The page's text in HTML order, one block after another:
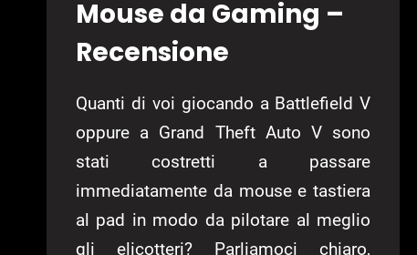
Mouse da Gaming –
Recensione
Quanti di voi giocando a Battlefield V
oppure a Grand Theft Auto V sono
stati costretti a passare
immediatamente da mouse e tastiera
al pad in modo da pilotare al meglio
gli elicotteri? Parliamoci chiaro,